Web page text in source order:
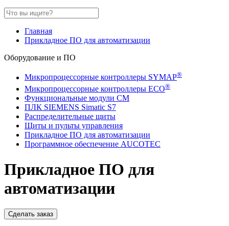
Главная
Прикладное ПО для автоматизации
Оборудование и ПО
Микропроцессорные контроллеры SYMAP®
Микропроцессорные контроллеры ECO®
Функциональные модули СМ
ПЛК SIEMENS Simatic S7
Распределительные щиты
Щиты и пульты управления
Прикладное ПО для автоматизации
Программное обеспечение AUCOTEC
Прикладное ПО для
автоматизации
Сделать заказ